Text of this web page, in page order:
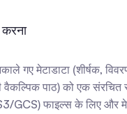
गए मेटाडाटा (शीर्षक,
वैकल्पिक पाठ) को एक
GCS) फाइल्स के लिए और